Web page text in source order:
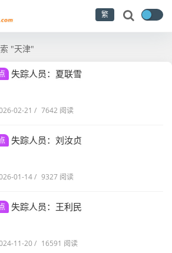
繁
"天津"
失踪人员：夏联雪
02-21 / 7642 阅读
失踪人员：刘汝贞
01-14/ 9327 阅读
失踪人员：王利民
11-20/ 16591 阅读